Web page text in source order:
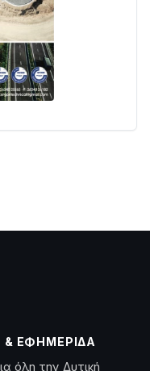
& ΕΦΗΜΕΡΊΔΑ
όλη την Δυτική